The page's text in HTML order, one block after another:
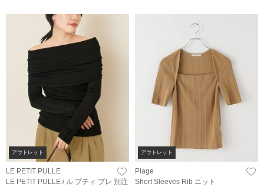
アウトレット
LE PETIT PULLE
LE PETIT PULLE / ル プティ プレ 別注
アウトレット
Plage
Short Sleeves Rib ニット